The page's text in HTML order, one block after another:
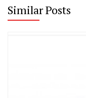
Similar Posts